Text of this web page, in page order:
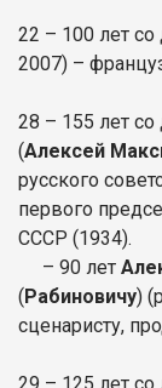
22 – 100 лет
2007) –
28 – 155 лет
(Алексей
русского
первого
СССР (1934).
– 90 лет
(Рабиновичу)
сценаристу,